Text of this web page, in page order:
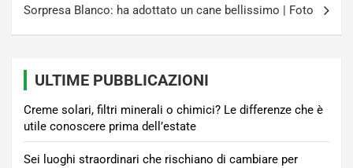
Sorpresa Blanco: ha adottato un cane bellissimo | Foto
ULTIME PUBBLICAZIONI
Creme solari, filtri minerali o chimici? Le differenze che è
utile conoscere prima dell’estate
Sei luoghi straordinari che rischiano di cambiare per